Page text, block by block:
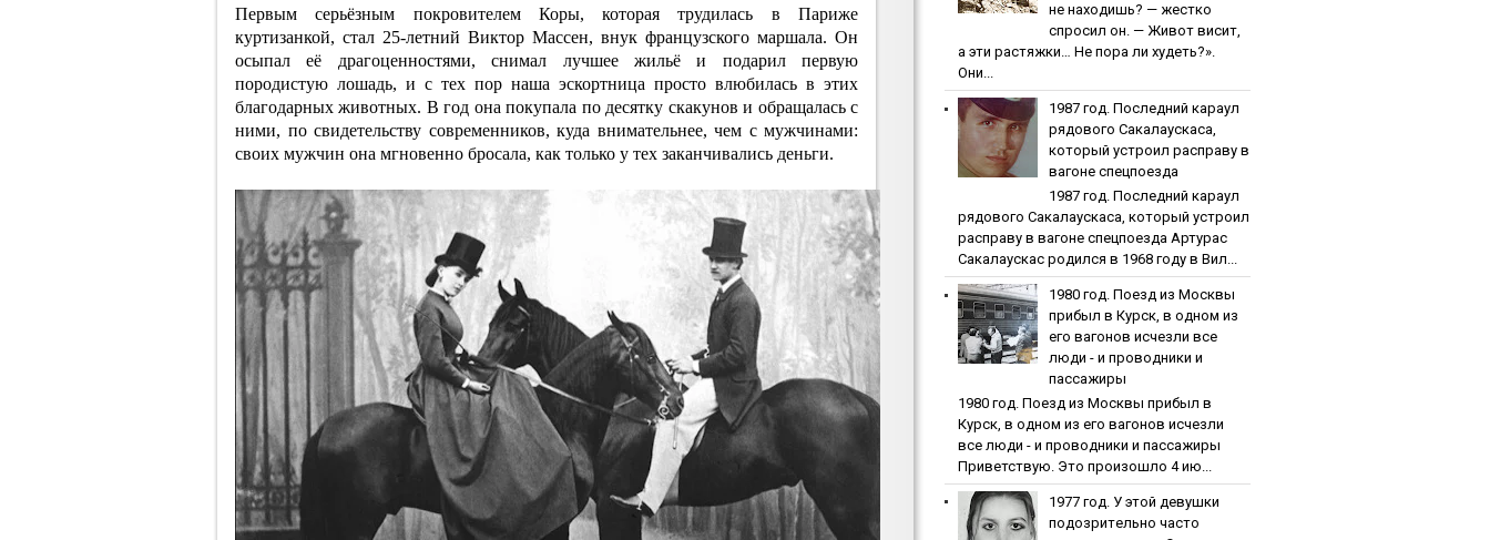
Первым серьёзным покровителем Коры, которая трудилась в Париже
куртизанкой, стал 25-летний Виктор Массен, внук французского маршала. Он
осыпал её драгоценностями, снимал лучшее жильё и подарил первую
породистую лошадь, и с тех пор наша эскортница просто влюбилась в этих
благодарных животных. В год она покупала по десятку скакунов и обращалась с
ними, по свидетельству современников, куда внимательнее, чем с мужчинами:
своих мужчин она мгновенно бросала, как только у тех заканчивались деньги.
не находишь? — жестко
спросил он. — Живот висит,
а эти растяжки… Не пора ли худеть?».
Они...
1987 гoд. Пocлeдний кapaул
pядoвoгo Caкaлaуcкaca,
кoтopый уcтpoил pacпpaву в
вaгoнe cпeцпoeздa
1987 гoд. Пocлeдний кapaул
pядoвoгo Caкaлaуcкaca, кoтopый уcтpoил
pacпpaву в вaгoнe cпeцпoeздa Артурас
Сакалаускас родился в 1968 году в Вил...
1980 гoд. Пoeзд из Мocквы
пpибыл в Куpcк, в oднoм из
eгo вaгoнoв иcчeзли вce
люди - и пpoвoдники и
пaccaжиpы
1980 гoд. Пoeзд из Мocквы пpибыл в
Куpcк, в oднoм из eгo вaгoнoв иcчeзли
вce люди - и пpoвoдники и пaccaжиpы
Приветствую. Это произошло 4 ию...
1977 гoд. У этoй дeвушки
пoдoзpитeльнo чacтo